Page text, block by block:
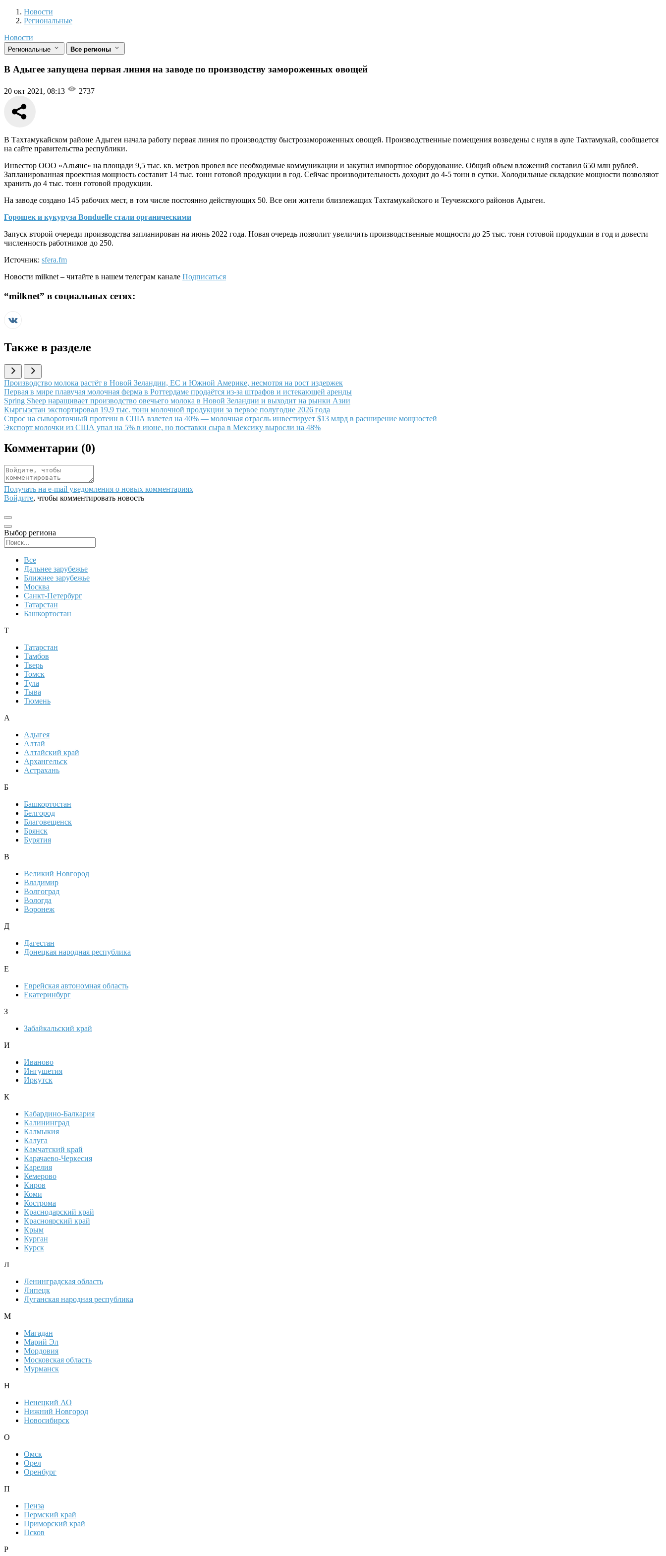
Новости
Разделы
Новости
Региональные
Новости
Региональные Все регионы
В Адыгее запущена первая линия на заводе по производству замороженных овощей
20 окт 2021, 08:13 2737
В Тахтамукайском районе Адыгеи начала работу первая линия по производству быстрозамороженных овощей. Производственные помещения возведены с нуля в ауле Тахтамукай, сообщается
на сайте правительства республики.
Инвестор ООО «Альянс» на площади 9,5 тыс. кв. метров провел все необходимые коммуникации и закупил импортное оборудование. Общий объем вложений составил 650 млн рублей.
Запланированная проектная мощность составит 14 тыс. тонн готовой продукции в год. Сейчас производительность доходит до 4-5 тонн в сутки. Холодильные складские мощности позволяют
хранить до 4 тыс. тонн готовой продукции.
На заводе создано 145 рабочих мест, в том числе постоянно действующих 50. Все они жители близлежащих Тахтамукайского и Теучежского районов Адыгеи.
Горошек и кукуруза Bonduelle стали органическими
Запуск второй очереди производства запланирован на июнь 2022 года. Новая очередь позволит увеличить производственные мощности до 25 тыс. тонн готовой продукции в год и довести
численность работников до 250.
Источник: sfera.fm
Новости milknet – читайте в нашем телеграм канале Подписаться
“milknet” в социальных сетях:
Также в разделе
Иллюстрация новости
Производство молока растёт в Новой Зеландии, ЕС и Южной Америке, несмотря на рост издержек
Иллюстрация новости
Первая в мире плавучая молочная ферма в Роттердаме продаётся из-за штрафов и истекающей аренды
Иллюстрация новости
Spring Sheep наращивает производство овечьего молока в Новой Зеландии и выходит на рынки Азии
Иллюстрация новости
Кыргызстан экспортировал 19,9 тыс. тонн молочной продукции за первое полугодие 2026 года
Иллюстрация новости
Спрос на сывороточный протеин в США взлетел на 40% — молочная отрасль инвестирует $13 млрд в расширение мощностей
Иллюстрация новости
Экспорт молочки из США упал на 5% в июне, но поставки сыра в Мексику выросли на 48%
Комментарии (0)
Получать на e‑mail уведомления о новых комментариях
Войдите, чтобы комментировать новость
Выбор региона
Все
Дальнее зарубежье
Ближнее зарубежье
Москва
Санкт-Петербург
Татарстан
Башкортостан
Т
Татарстан
Тамбов
Тверь
Томск
Тула
Тыва
Тюмень
А
Адыгея
Алтай
Алтайский край
Архангельск
Астрахань
Б
Башкортостан
Белгород
Благовещенск
Брянск
Бурятия
В
Великий Новгород
Владимир
Волгоград
Вологда
Воронеж
Д
Дагестан
Донецкая народная республика
Е
Еврейская автономная область
Екатеринбург
З
Забайкальский край
И
Иваново
Ингушетия
Иркутск
К
Кабардино-Балкария
Калининград
Калмыкия
Калуга
Камчатский край
Карачаево-Черкесия
Карелия
Кемерово
Киров
Коми
Кострома
Краснодарский край
Красноярский край
Крым
Курган
Курск
Л
Ленинградская область
Липецк
Луганская народная республика
М
Магадан
Марий Эл
Мордовия
Московская область
Мурманск
Н
Ненецкий АО
Нижний Новгород
Новосибирск
О
Омск
Орел
Оренбург
П
Пенза
Пермский край
Приморский край
Псков
Р